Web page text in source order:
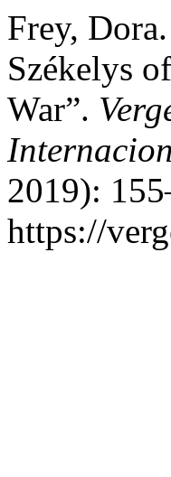
Frey,
Székelys
War”.
2019):
https://